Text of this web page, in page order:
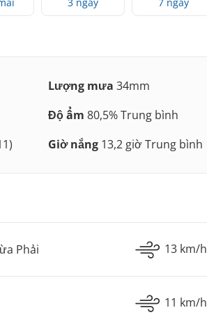
Lượng mưa 34mm
Độ ẩm 80,5% Trung bình
Giờ nắng 13,2 giờ Trung bình
Phải 13 km/h
11 km/h